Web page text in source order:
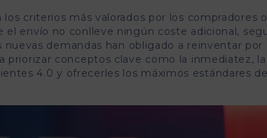
criterios más valorados por los compradores
el envío no conlleve ningún coste adicional,
nuevas demandas han obligado a reinventar por
priorizar conceptos clave como la inmediatez, la
4.0 y ofrecerles los máximos estándares